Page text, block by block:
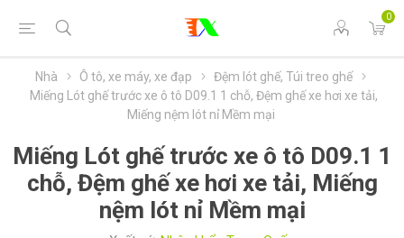
0
Nhà Ô tô, xe máy, xe đạp
Đệm lót ghế, Túi treo ghế
Miếng Lót ghế trước xe ô tô D09.1 1 chỗ, Đệm ghế xe hơi xe tải,
Miếng nệm lót nỉ Mềm mại
Miếng Lót ghế trước xe ô tô D09.1 1
chỗ, Đệm ghế xe hơi xe tải, Miếng
nệm lót nỉ Mềm mại